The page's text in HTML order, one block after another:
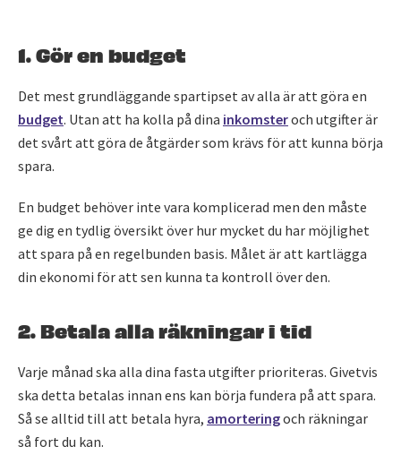
1. Gör en budget
Det mest grundläggande spartipset av alla är att göra en
budget. Utan att ha kolla på dina inkomsteroch utgifter är
det svårt att göra de åtgärder som krävs för att kunna börja
spara.
En budget behöver inte vara komplicerad men den måste
ge dig en tydlig översikt över hur mycket du har möjlighet
att spara på en regelbunden basis. Målet är att kartlägga
din ekonomi för att sen kunna ta kontroll över den.
2. Betala alla räkningar i tid
Varje månad ska alla dina fasta utgifter prioriteras. Givetvis
ska detta betalas innan ens kan börja fundera på att spara.
Så se alltid till att betala hyra, amorteringoch räkningar
så fort du kan.